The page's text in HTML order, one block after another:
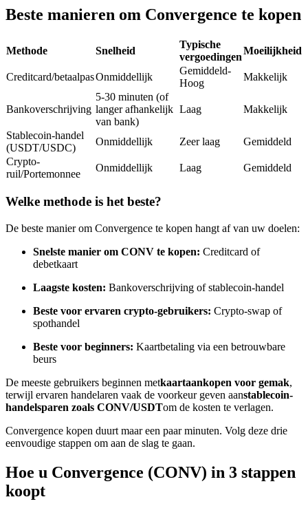
USDC-futures
Kopiëren Handel
Sluit je aan bij top traders
Geniet van winstdeling en copy trading commissies
Informatie
Beste manieren om Convergence te kopen
Methode Snelheid
Typische
vergoedingen
Moeilijkheid
Creditcard/betaalpasOnmiddellijk
Gemiddeld-
Hoog
Makkelijk
Bankoverschrijving
5-30 minuten (of
langer afhankelijk
van bank)
Laag Makkelijk
Stablecoin-handel
(USDT/USDC)
Onmiddellijk Zeer laag
Gemiddeld
Crypto-
ruil/Portemonnee
Onmiddellijk Laag Gemiddeld
Welke methode is het beste?
De beste manier om Convergence te kopen hangt af van uw doelen:
Snelste manier om CONV te kopen: Creditcard of
debetkaart
Laagste kosten: Bankoverschrijving of stablecoin-handel
Beste voor ervaren crypto-gebruikers: Crypto-swap of
spothandel
Beste voor beginners: Kaartbetaling via een betrouwbare
beurs
De meeste gebruikers beginnen metkaartaankopen voor gemak,
terwijl ervaren handelaren vaak de voorkeur geven aanstablecoin-
handelsparen zoals CONV/USDTom de kosten te verlagen.
Convergence kopen duurt maar een paar minuten. Volg deze drie
eenvoudige stappen om aan de slag te gaan.
Hoe u Convergence (CONV) in 3 stappen
koopt